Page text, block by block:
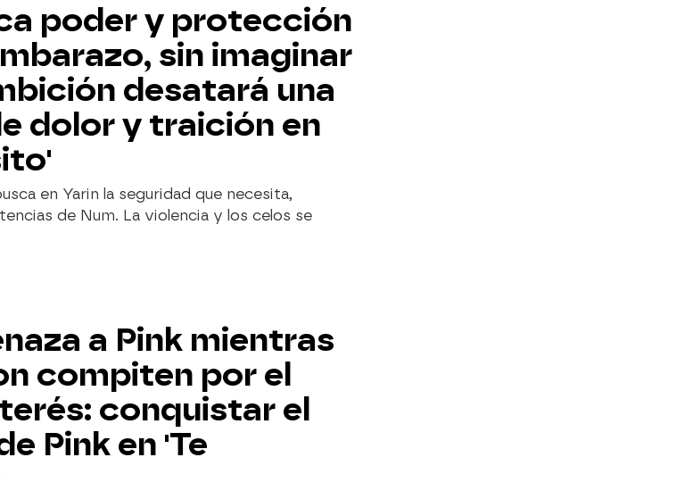
poder y protección
sin imaginar
desatará una
dolor y traición en
en Yarin la seguridad que necesita,
de Num. La violencia y los celos se
a Pink mientras
compiten por el
conquistar el
Pink en 'Te